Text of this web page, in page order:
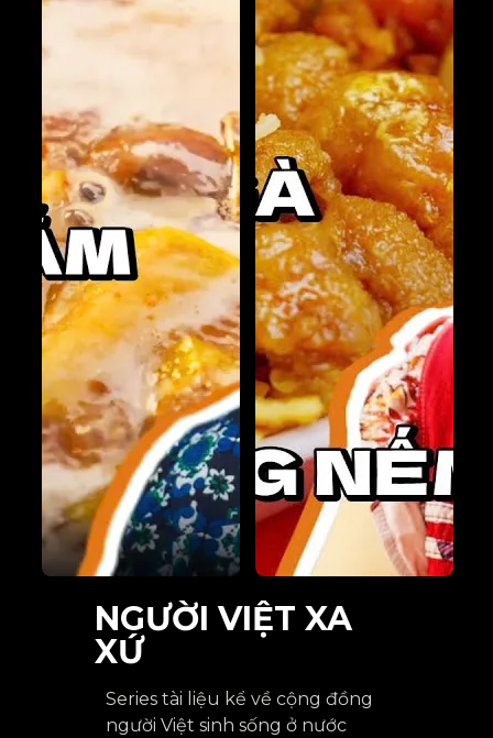
NGƯỜI VIỆT XA
XỨ
Series tài liệu kể về cộng đồng
người Việt sinh sống ở nước